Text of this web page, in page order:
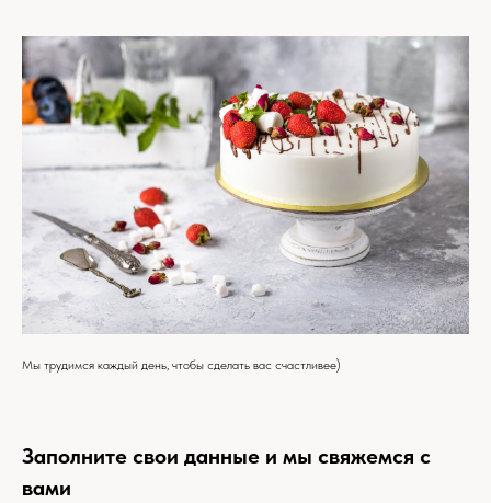
Мы трудимся каждый день, чтобы сделать вас счастливее)
Заполните свои данные и мы свяжемся с
вами